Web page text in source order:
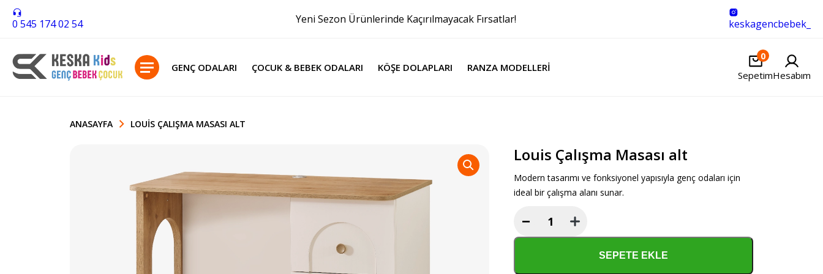
0 545 174 02 54 Yeni Sezon Ürünlerinde Kaçırılmayacak Fırsatlar! keskagencbebek_
GENÇ ODALARI ÇOCUK & BEBEK ODALARI KÖŞE DOLAPLARI RANZA MODELLERI
0
SepetimHesabım
ANASAYFA LOUIS ÇALIŞMA MASASI ALT
Louis Çalışma Masası alt
Modern tasarımı ve fonksiyonel yapısıyla genç odaları için
ideal bir çalışma alanı sunar.
Louis
Çalışma
alt
−
SEPETE EKLE